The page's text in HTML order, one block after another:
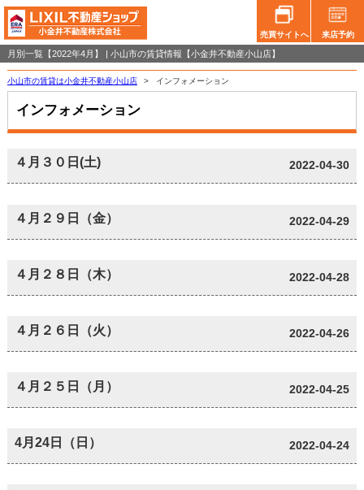
売買サイトへ 来店予約
月別一覧【2022年4月】 | 小山市の賃貸情報【小金井不動産小山店】
小山市の賃貸は小金井不動産小山店 > インフォメーション
インフォメーション
４月３０日(土) 2022-04-30
４月２９日（金） 2022-04-29
４月２８日（木） 2022-04-28
４月２６日（火） 2022-04-26
４月２５日（月） 2022-04-25
4月24日（日） 2022-04-24